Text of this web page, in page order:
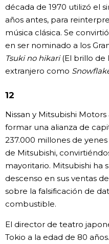
década de 1970 utilizó el
años antes, para
música clásica. Se
en ser nominado a los
Tsuki no hikari(El brillo de
extranjero como
12
Nissan y Mitsubishi
formar una alianza de
237.000 millones de
de Mitsubishi,
mayoritario. Mitsubishi ha
descenso en sus ventas
sobre la falsificación de
combustible.
El director de teatro
Tokio a la edad de 80